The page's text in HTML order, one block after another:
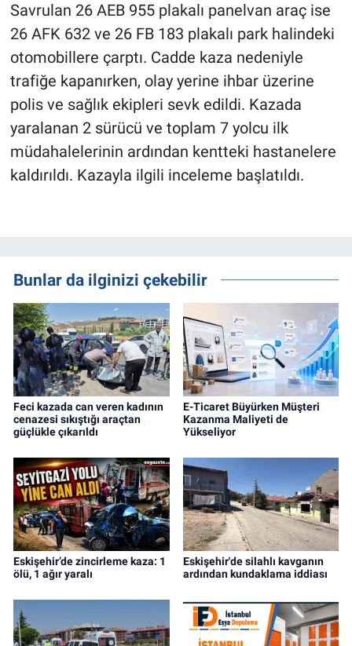
Savrulan 26 AEB 955 plakalı panelvan araç ise
26 AFK 632 ve 26 FB 183 plakalı park halindeki
otomobillere çarptı. Cadde kaza nedeniyle
trafiğe kapanırken, olay yerine ihbar üzerine
polis ve sağlık ekipleri sevk edildi. Kazada
yaralanan 2 sürücü ve toplam 7 yolcu ilk
müdahalelerinin ardından kentteki hastanelere
kaldırıldı. Kazayla ilgili inceleme başlatıldı.
Bunlar da ilginizi çekebilir
Feci kazada can veren kadının
cenazesi sıkıştığı araçtan
güçlükle çıkarıldı
E-Ticaret Büyürken Müşteri
Kazanma Maliyeti de
Yükseliyor
Eskişehir’de zincirleme kaza: 1
ölü, 1 ağır yaralı
Eskişehir'de silahlı kavganın
ardından kundaklama iddiası